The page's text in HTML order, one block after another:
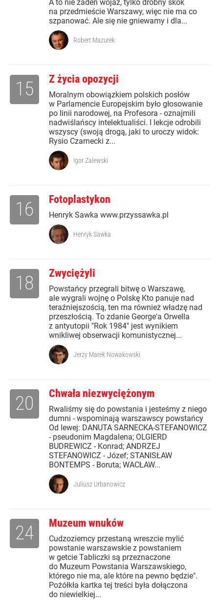
A to nie żaden wojaż, tylko drobny skok
na przedmieście Warszawy, więc nie ma co
szpanować. Ale się nie gniewamy i dla...
Robert Mazurek
Z życia opozycji
Moralnym obowiązkiem polskich posłów
w Parlamencie Europejskim było głosowanie
po linii narodowej, na Profesora - oznajmili
nadwiślańscy intelektualiści. I lekcje odrobili
wszyscy (swoją drogą, jaki to uroczy widok:
Rysio Czarnecki z...
15
Igor Zalewski
Fotoplastykon
Henryk Sawka www.przyssawka.pl
16
Henryk Sawka
Zwyciężyli
Powstańcy przegrali bitwę o Warszawę,
ale wygrali wojnę o Polskę Kto panuje nad
teraźniejszością, ten ma również władzę nad
przeszłością. To zdanie George'a Orwella
z antyutopii "Rok 1984" jest wynikiem
wnikliwej obserwacji komunistycznej...
18
Jerzy Marek Nowakowski
Chwała niezwyciężonym
Rwaliśmy się do powstania i jesteśmy z niego
dumni - wspominają warszawscy powstańcy
Od lewej: DANUTA SARNECKA-STEFANOWICZ
- pseudonim Magdalena; OLGIERD
BUDREWICZ - Konrad; ANDRZEJ
STEFANOWICZ - Józef; STANISŁAW
BONTEMPS - Boruta; WACŁAW...
20
Juliusz Urbanowicz
Muzeum wnuków
Cudzoziemcy przestaną wreszcie mylić
powstanie warszawskie z powstaniem
w getcie Tabliczki są przeznaczone
do Muzeum Powstania Warszawskiego,
którego nie ma, ale które na pewno będzie".
Pożółkła kartka tej treści była dołączona
do niewielkiej...
24